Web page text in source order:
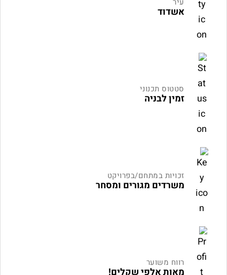
אשדוד
סטטוס תכנוני
זמין לבניה
זכויות במתחם/בפרויקט
משרדים מגורים ומסחר
רווח משוער
מאות אלפי שקלים!